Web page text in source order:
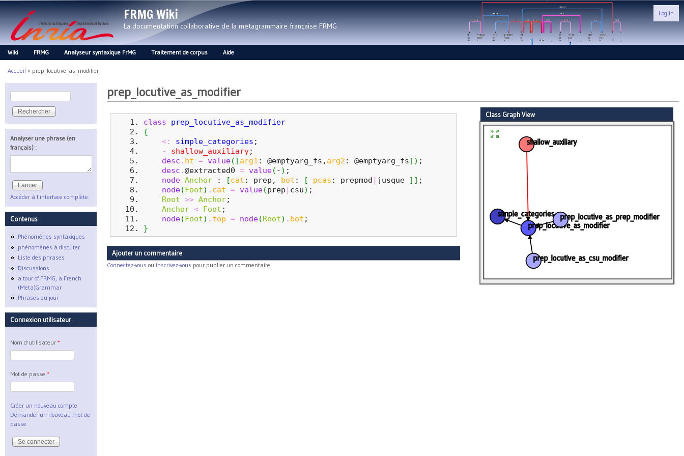
FRMG Wiki
La documentation collaborative de la metagrammaire française FRMG
Log In
Main menu
Wiki FRMG Analyseur syntaxique FrMG Traitement de corpus Aide
Vous êtes ici
Accueil » prep_locutive_as_modifier
prep_locutive_as_modifier
class
prep_locutive_as_modifier
{
<:
simple_categories ;
-
shallow_auxiliary;
desc . ht = value( [arg1 : @emptyarg_fs, arg2 : @emptyarg_fs] ) ;
desc .@extracted0 = value( - ) ;
node Anchor : [cat : prep, bot : [ pcas : prepmod | jusque ] ] ;
node(Foot) . cat = value(prep | csu) ;
Root >> Anchor;
Anchor < Foot ;
node(Foot) . top = node(Root) . bot ;
}
Ajouter un commentaire
Connectez-vous ou inscrivez-vous pour publier un commentaire
Class Graph View
prep_locutive_as_modifier
simple_categories prep_locutive_as_prep_modifier
prep_locutive_as_csu_modifier
shallow_auxiliary
Formulaire de recherche
Rechercher
Analyser une phrase (en
français) :
Accéder à l'interface complète.
Contenus
Phénomènes syntaxiques
phénomènes à discuter
Liste des phrases
Discussions
a tour of FRMG, a French
(Meta)Grammar
Phrases du jour
Connexion utilisateur
Nom d'utilisateur *
Mot de passe *
Créer un nouveau compte
Demander un nouveau mot de
passe